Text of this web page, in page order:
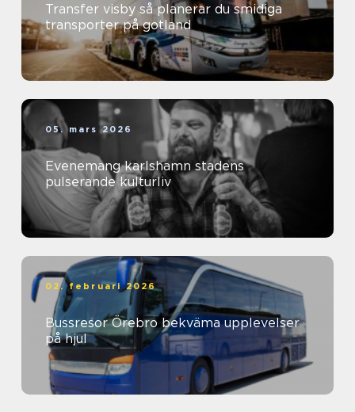
Transfer visby så planerar du smidiga
transporter på gotland
05. mars 2026
Evenemang karlshamn stadens
pulserande kulturliv
02. februari 2026
Bussresor Örebro bekväma upplevelser
på hjul